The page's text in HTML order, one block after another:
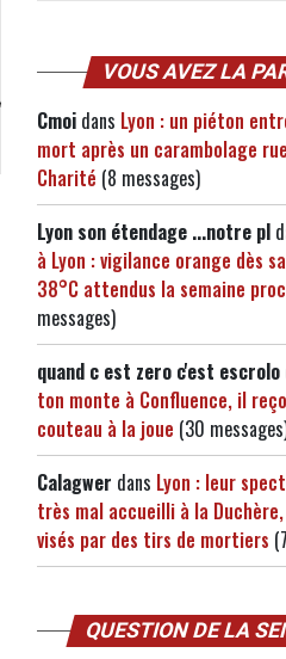
VOUS AVEZ LA
Cmoi dans Lyon : un piéton
mort après un carambolage
Charité (8 messages)
Lyon son étendage ...notre pl
à Lyon : vigilance orange dès
38°C attendus la semaine
messages)
quand c est zero c'est escrolo
ton monte à Confluence, il
couteau à la joue (30
Calagwer dans Lyon : leur
très mal accueilli à la
visés par des tirs de mortiers
QUESTION DE LA